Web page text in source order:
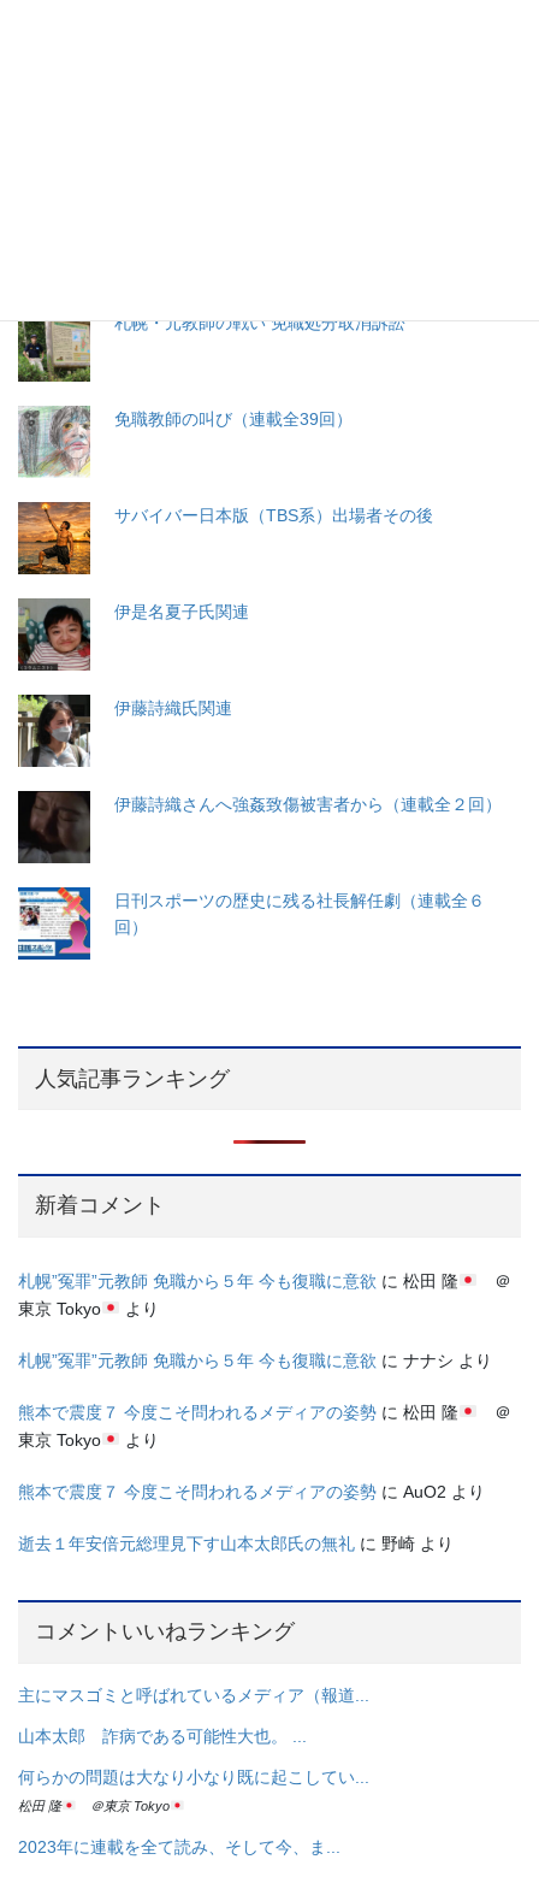
札幌・元教師の戦い 免職処分取消訴訟
免職教師の叫び（連載全39回）
サバイバー日本版（TBS系）出場者その後
伊是名夏子氏関連
伊藤詩織氏関連
伊藤詩織さんへ強姦致傷被害者から（連載全２回）
日刊スポーツの歴史に残る社長解任劇（連載全６
回）
人気記事ランキング
新着コメント
札幌”冤罪”元教師 免職から５年 今も復職に意欲 に 松田 隆
＠
東京 Tokyo
より
札幌”冤罪”元教師 免職から５年 今も復職に意欲 に ナナシ より
熊本で震度７ 今度こそ問われるメディアの姿勢 に 松田 隆
＠
東京 Tokyo
より
熊本で震度７ 今度こそ問われるメディアの姿勢 に AuO2 より
逝去１年安倍元総理見下す山本太郎氏の無礼 に 野崎 より
コメントいいねランキング
主にマスゴミと呼ばれているメディア（報道...
山本太郎 詐病である可能性大也。 ...
何らかの問題は大なり小なり既に起こしてい...
松田 隆 ＠東京 Tokyo
2023年に連載を全て読み、そして今、ま...